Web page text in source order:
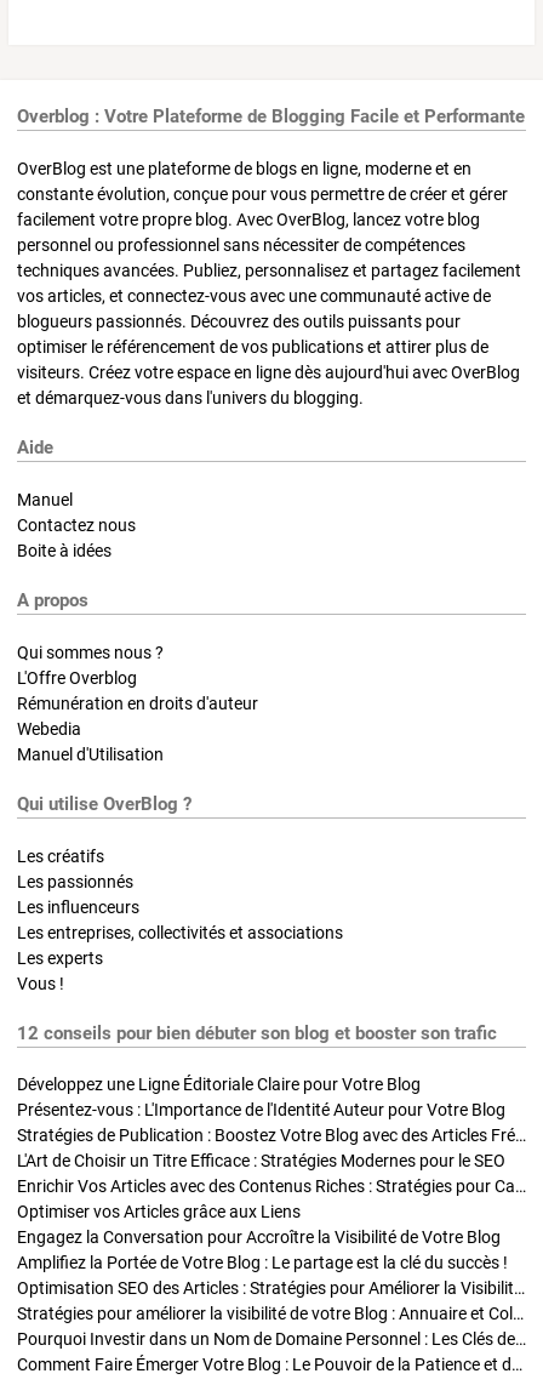
Overblog : Votre Plateforme de Blogging Facile et Performante
OverBlog est une plateforme de blogs en ligne, moderne et en
constante évolution, conçue pour vous permettre de créer et gérer
facilement votre propre blog. Avec OverBlog, lancez votre blog
personnel ou professionnel sans nécessiter de compétences
techniques avancées. Publiez, personnalisez et partagez facilement
vos articles, et connectez-vous avec une communauté active de
blogueurs passionnés. Découvrez des outils puissants pour
optimiser le référencement de vos publications et attirer plus de
visiteurs. Créez votre espace en ligne dès aujourd'hui avec OverBlog
et démarquez-vous dans l'univers du blogging.
Aide
Manuel
Contactez nous
Boite à idées
A propos
Qui sommes nous ?
L'Offre Overblog
Rémunération en droits d'auteur
Webedia
Manuel d'Utilisation
Qui utilise OverBlog ?
Les créatifs
Les passionnés
Les influenceurs
Les entreprises, collectivités et associations
Les experts
Vous !
12 conseils pour bien débuter son blog et booster son trafic
Développez une Ligne Éditoriale Claire pour Votre Blog
Présentez-vous : L'Importance de l'Identité Auteur pour Votre Blog
Stratégies de Publication : Boostez Votre Blog avec des Articles Fréquents et Exclusifs
L'Art de Choisir un Titre Efficace : Stratégies Modernes pour le SEO
Enrichir Vos Articles avec des Contenus Riches : Stratégies pour Captiver et Optimiser
Optimiser vos Articles grâce aux Liens
Engagez la Conversation pour Accroître la Visibilité de Votre Blog
Amplifiez la Portée de Votre Blog : Le partage est la clé du succès !
Optimisation SEO des Articles : Stratégies pour Améliorer la Visibilité de Votre Blog
Stratégies pour améliorer la visibilité de votre Blog : Annuaire et Collaborations
Pourquoi Investir dans un Nom de Domaine Personnel : Les Clés de la Réussite de Votre Blog
Comment Faire Émerger Votre Blog : Le Pouvoir de la Patience et de la Persévérance